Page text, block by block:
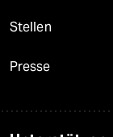
Stellen
Presse